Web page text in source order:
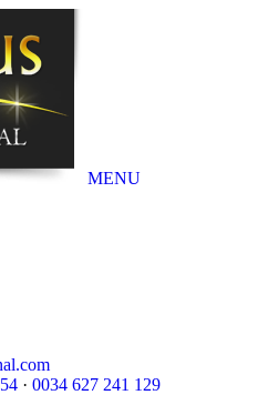
MENU
· 0034 627 241 129